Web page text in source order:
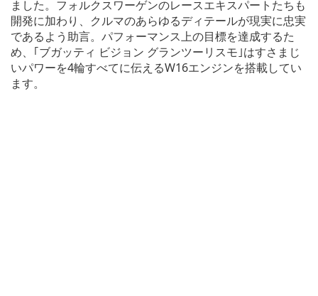
ました。フォルクスワーゲンのレースエキスパートたちも
開発に加わり、クルマのあらゆるディテールが現実に忠実
であるよう助言。パフォーマンス上の目標を達成するた
め、｢ブガッティ ビジョン グランツーリスモ｣はすさまじ
いパワーを4輪すべてに伝えるW16エンジンを搭載してい
ます。